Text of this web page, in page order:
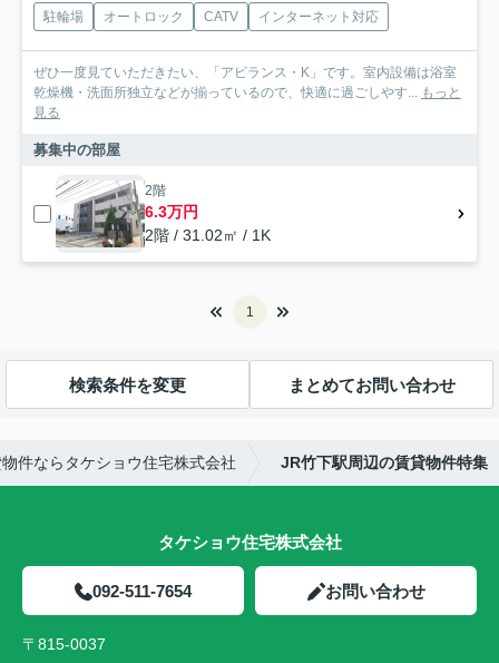
駐輪場 オートロック CATV インターネット対応
ぜひ一度見ていただきたい、「アビランス・K」です。室内設備は浴室
乾燥機・洗面所独立などが揃っているので、快適に過ごしやす... もっと
見る
募集中の部屋
2階
6.3万円
2階 / 31.02㎡ / 1K
1
検索条件を変更 まとめてお問い合わせ
件ならタケショウ住宅株式会社 JR竹下駅周辺の賃貸物件特集
タケショウ住宅株式会社
092-511-7654 お問い合わせ
〒815-0037